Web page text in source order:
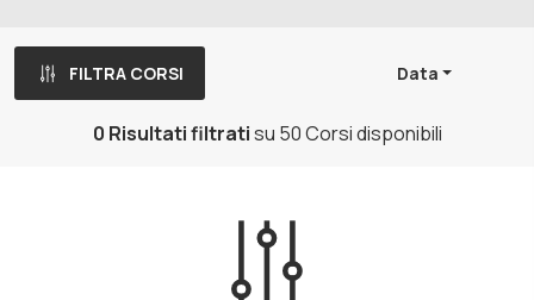
FILTRA CORSI Data
0 Risultati filtratisu 50 Corsi disponibili